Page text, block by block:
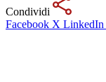
Condividi
Facebook X LinkedIn